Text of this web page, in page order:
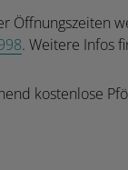
Öffnungszeiten
. Weitere Infos
kostenlose